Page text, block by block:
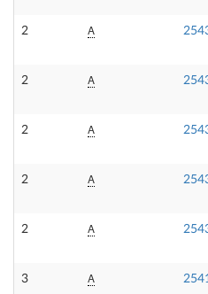
2 A
2 A
2 A
2 A
2 A
3 A